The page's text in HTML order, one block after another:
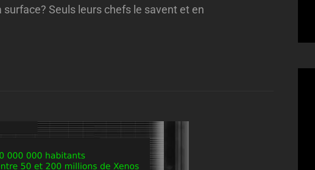
Seuls leurs chefs le savent et en